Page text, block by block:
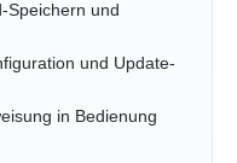
Speichern und
und Update-
in Bedienung